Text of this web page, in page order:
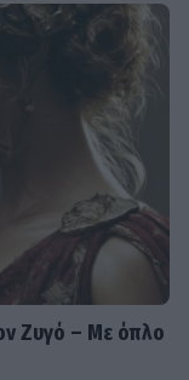
Ζυγό – Με όπλο